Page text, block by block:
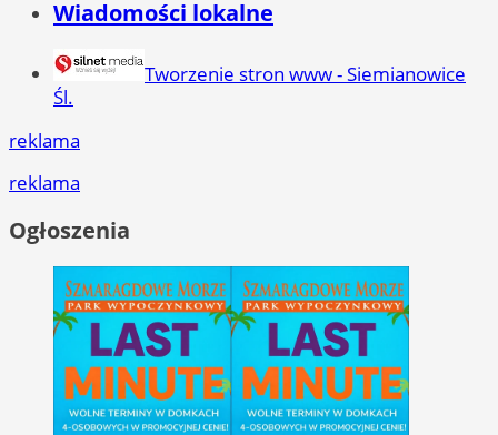
Wiadomości lokalne
Tworzenie stron www - Siemianowice
Śl.
reklama
reklama
Ogłoszenia